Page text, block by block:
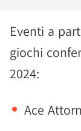
Eventi a
giochi
2024:
Ace